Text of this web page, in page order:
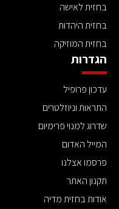
בחזית לאישה
בחזית היהדות
בחזית המוזיקה
הגדרות
עדכון פרופיל
התראות וניוזלטרים
שדרוג למנוי פרימיום
המייל האדום
פרסמו אצלנו
תקנון האתר
אודות בחזית מדיה